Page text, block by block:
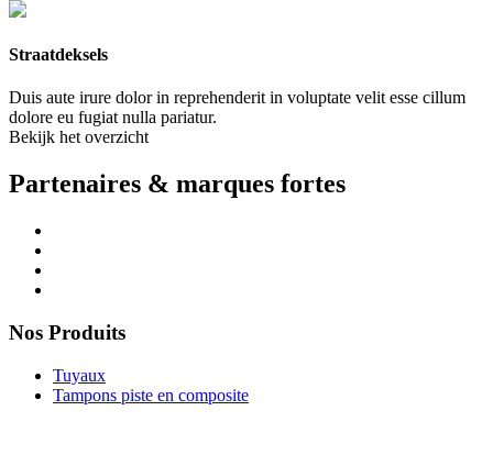
Straatdeksels
Duis aute irure dolor in reprehenderit in voluptate velit esse cillum
dolore eu fugiat nulla pariatur.
Bekijk het overzicht
Partenaires & marques fortes
Nos Produits
Tuyaux
Tampons piste en composite